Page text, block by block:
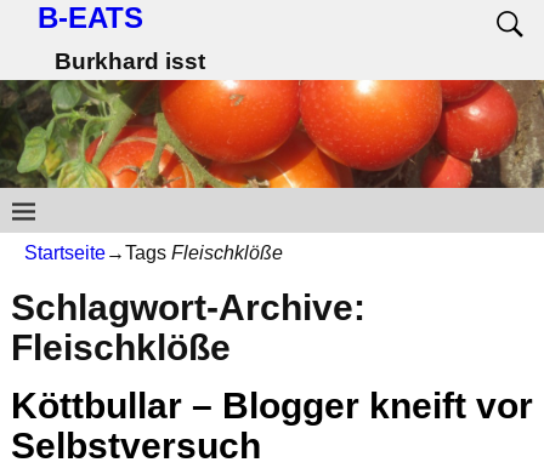
B-EATS
Burkhard isst
Startseite→Tags Fleischklöße
Schlagwort-Archive:
Fleischklöße
Köttbullar – Blogger kneift vor
Selbstversuch